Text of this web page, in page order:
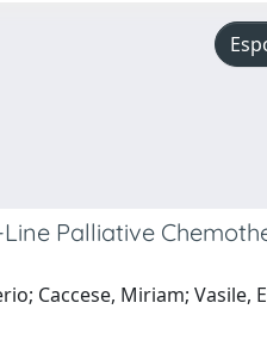
Palliative
Caccese, Miriam; Vasile,